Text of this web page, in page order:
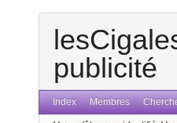
publicité
Index Membres